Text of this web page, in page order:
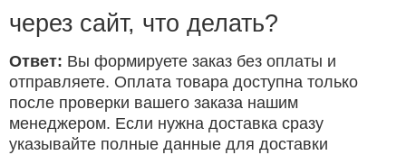
через сайт, что делать?
Ответ: Вы формируете заказ без оплаты и
отправляете. Оплата товара доступна только
после проверки вашего заказа нашим
менеджером. Если нужна доставка сразу
указывайте полные данные для доставки